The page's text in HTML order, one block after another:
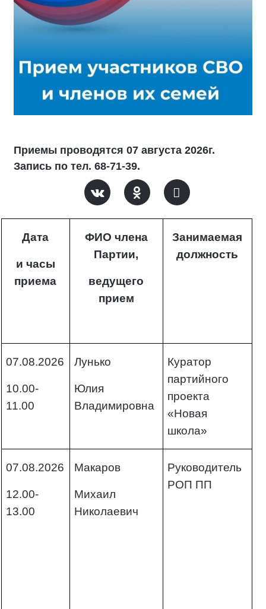
Приемы проводятся 07 августа 2026г.
Запись по тел. 68-71-39.
Дата
и часы
приема
ФИО члена
Партии,
ведущего
прием
Занимаемая
должность
07.08.2026
10.00-
11.00
Лунько
Юлия
Владимировна
Куратор
партийного
проекта
«Новая
школа»
07.08.2026
12.00-
13.00
Макаров
Михаил
Николаевич
Руководитель
РОП ПП